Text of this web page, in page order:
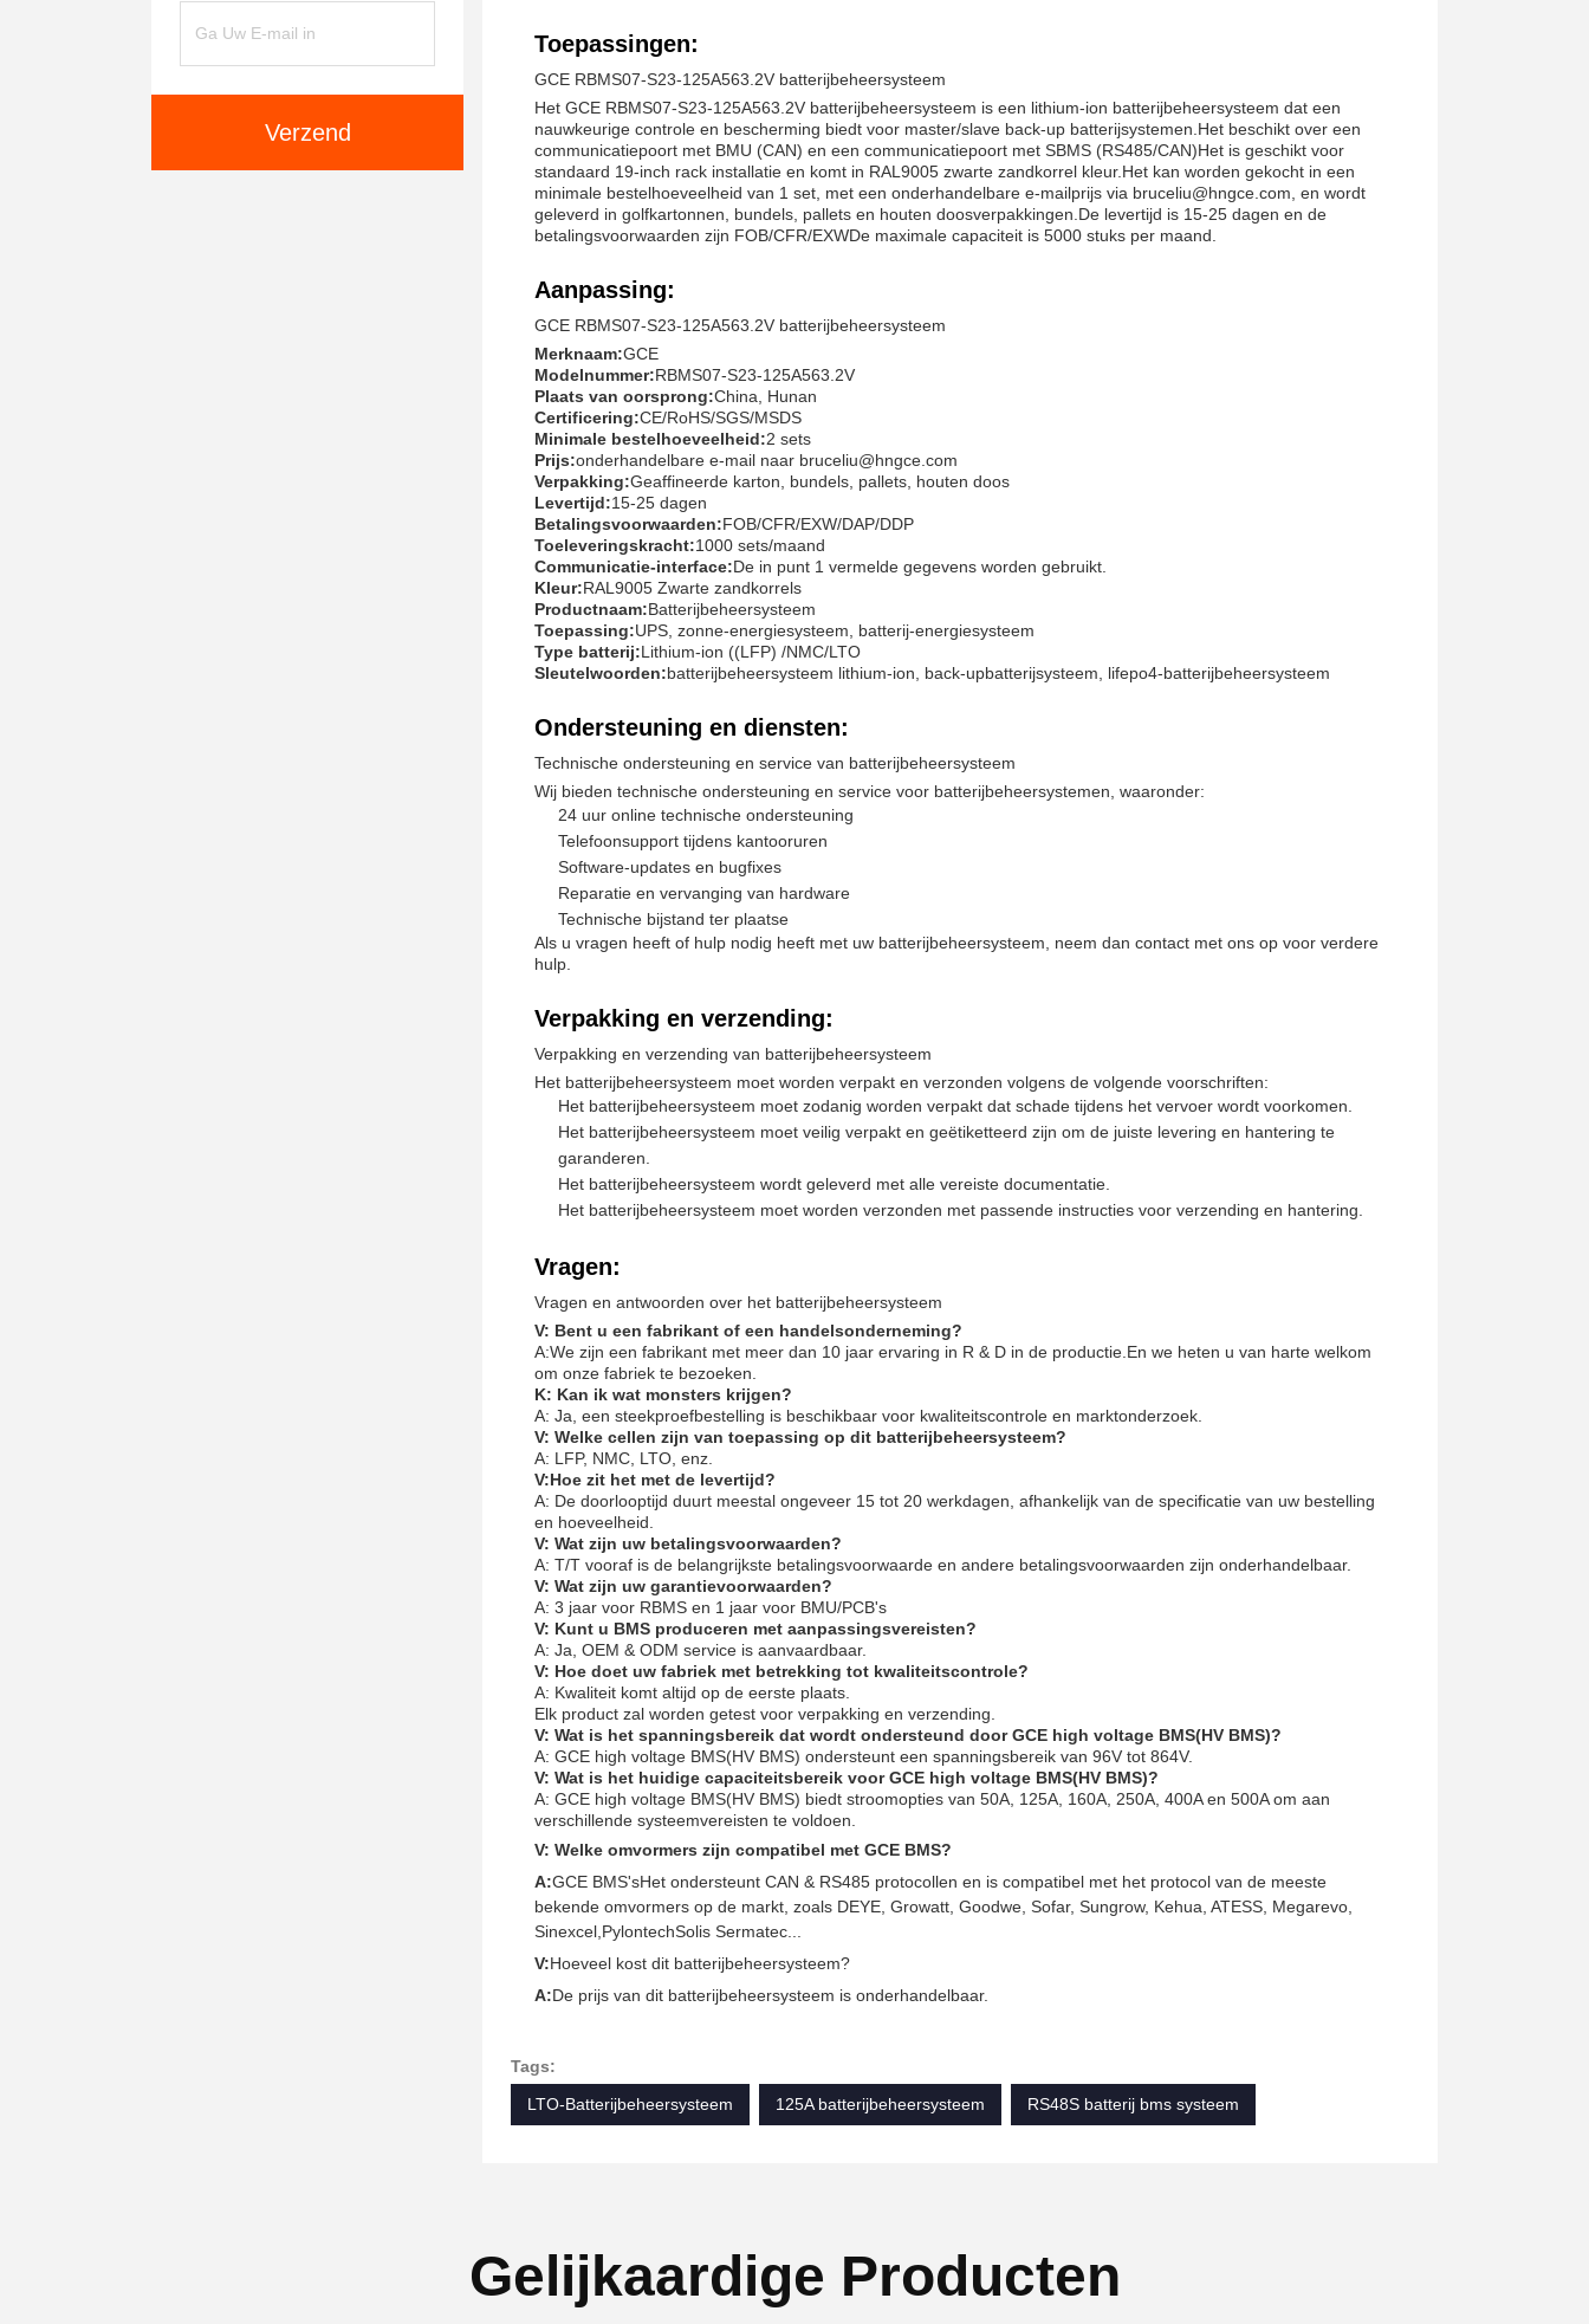
Verzend
Toepassingen:
GCE RBMS07-S23-125A563.2V batterijbeheersysteem
Het GCE RBMS07-S23-125A563.2V batterijbeheersysteem is een lithium-ion batterijbeheersysteem dat een
nauwkeurige controle en bescherming biedt voor master/slave back-up batterijsystemen.Het beschikt over een
communicatiepoort met BMU (CAN) en een communicatiepoort met SBMS (RS485/CAN)Het is geschikt voor
standaard 19-inch rack installatie en komt in RAL9005 zwarte zandkorrel kleur.Het kan worden gekocht in een
minimale bestelhoeveelheid van 1 set, met een onderhandelbare e-mailprijs via bruceliu@hngce.com, en wordt
geleverd in golfkartonnen, bundels, pallets en houten doosverpakkingen.De levertijd is 15-25 dagen en de
betalingsvoorwaarden zijn FOB/CFR/EXWDe maximale capaciteit is 5000 stuks per maand.
Aanpassing:
GCE RBMS07-S23-125A563.2V batterijbeheersysteem
Merknaam:GCE
Modelnummer:RBMS07-S23-125A563.2V
Plaats van oorsprong:China, Hunan
Certificering:CE/RoHS/SGS/MSDS
Minimale bestelhoeveelheid:2 sets
Prijs:onderhandelbare e-mail naar bruceliu@hngce.com
Verpakking:Geaffineerde karton, bundels, pallets, houten doos
Levertijd:15-25 dagen
Betalingsvoorwaarden:FOB/CFR/EXW/DAP/DDP
Toeleveringskracht:1000 sets/maand
Communicatie-interface:De in punt 1 vermelde gegevens worden gebruikt.
Kleur:RAL9005 Zwarte zandkorrels
Productnaam:Batterijbeheersysteem
Toepassing:UPS, zonne-energiesysteem, batterij-energiesysteem
Type batterij:Lithium-ion ((LFP) /NMC/LTO
Sleutelwoorden:batterijbeheersysteem lithium-ion, back-upbatterijsysteem, lifepo4-batterijbeheersysteem
Ondersteuning en diensten:
Technische ondersteuning en service van batterijbeheersysteem
Wij bieden technische ondersteuning en service voor batterijbeheersystemen, waaronder:
24 uur online technische ondersteuning
Telefoonsupport tijdens kantooruren
Software-updates en bugfixes
Reparatie en vervanging van hardware
Technische bijstand ter plaatse
Als u vragen heeft of hulp nodig heeft met uw batterijbeheersysteem, neem dan contact met ons op voor verdere
hulp.
Verpakking en verzending:
Verpakking en verzending van batterijbeheersysteem
Het batterijbeheersysteem moet worden verpakt en verzonden volgens de volgende voorschriften:
Het batterijbeheersysteem moet zodanig worden verpakt dat schade tijdens het vervoer wordt voorkomen.
Het batterijbeheersysteem moet veilig verpakt en geëtiketteerd zijn om de juiste levering en hantering te
garanderen.
Het batterijbeheersysteem wordt geleverd met alle vereiste documentatie.
Het batterijbeheersysteem moet worden verzonden met passende instructies voor verzending en hantering.
Vragen:
Vragen en antwoorden over het batterijbeheersysteem
V: Bent u een fabrikant of een handelsonderneming?
A:We zijn een fabrikant met meer dan 10 jaar ervaring in R & D in de productie. En we heten u van harte welkom
om onze fabriek te bezoeken.
K: Kan ik wat monsters krijgen?
A: Ja, een steekproefbestelling is beschikbaar voor kwaliteitscontrole en marktonderzoek.
V: Welke cellen zijn van toepassing op dit batterijbeheersysteem?
A: LFP, NMC, LTO, enz.
V:Hoe zit het met de levertijd?
A: De doorlooptijd duurt meestal ongeveer 15 tot 20 werkdagen, afhankelijk van de specificatie van uw bestelling
en hoeveelheid.
V: Wat zijn uw betalingsvoorwaarden?
A: T/T vooraf is de belangrijkste betalingsvoorwaarde en andere betalingsvoorwaarden zijn onderhandelbaar.
V: Wat zijn uw garantievoorwaarden?
A: 3 jaar voor RBMS en 1 jaar voor BMU/PCB's
V: Kunt u BMS produceren met aanpassingsvereisten?
A: Ja, OEM & ODM service is aanvaardbaar.
V: Hoe doet uw fabriek met betrekking tot kwaliteitscontrole?
A: Kwaliteit komt altijd op de eerste plaats.
Elk product zal worden getest voor verpakking en verzending.
V: Wat is het spanningsbereik dat wordt ondersteund door GCE high voltage BMS(HV BMS)?
A: GCE high voltage BMS(HV BMS) ondersteunt een spanningsbereik van 96V tot 864V.
V: Wat is het huidige capaciteitsbereik voor GCE high voltage BMS(HV BMS)?
A: GCE high voltage BMS(HV BMS) biedt stroomopties van 50A, 125A, 160A, 250A, 400A en 500A om aan
verschillende systeemvereisten te voldoen.
V: Welke omvormers zijn compatibel met GCE BMS?
A:GCE BMS'sHet ondersteunt CAN & RS485 protocollen en is compatibel met het protocol van de meeste
bekende omvormers op de markt, zoals DEYE, Growatt, Goodwe, Sofar, Sungrow, Kehua, ATESS, Megarevo,
Sinexcel,PylontechSolis Sermatec...
V:Hoeveel kost dit batterijbeheersysteem?
A:De prijs van dit batterijbeheersysteem is onderhandelbaar.
Tags:
LTO-Batterijbeheersysteem
125A batterijbeheersysteem RS48S batterij bms systeem
Gelijkaardige Producten